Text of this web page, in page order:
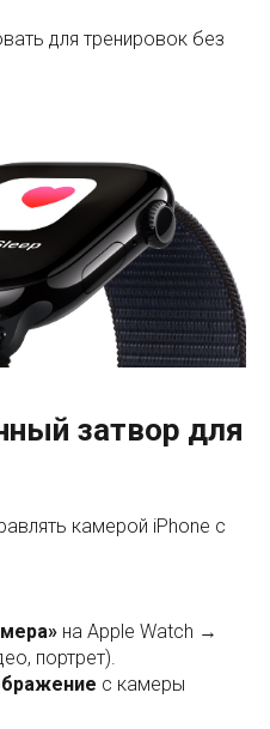
для тренировок без
затвор для
камерой iPhone с
на Apple Watch →
портрет).
с камеры